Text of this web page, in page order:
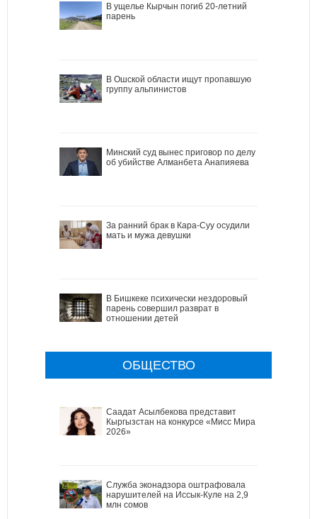
В ущелье Кырчын погиб 20-летний
парень
В Ошской области ищут пропавшую
группу альпинистов
Минский суд вынес приговор по делу
об убийстве Алманбета Анапияева
За ранний брак в Кара-Суу осудили
мать и мужа девушки
В Бишкеке психически нездоровый
парень совершил разврат в
отношении детей
ОБЩЕСТВО
Саадат Асылбекова представит
Кыргызстан на конкурсе «Мисс Мира
2026»
Служба эконадзора оштрафовала
нарушителей на Иссык-Куле на 2,9
млн сомов